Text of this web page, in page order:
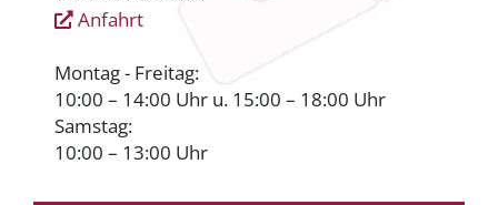
Anfahrt
Montag - Freitag:
10:00 – 14:00 Uhr u. 15:00 – 18:00 Uhr
Samstag:
10:00 – 13:00 Uhr